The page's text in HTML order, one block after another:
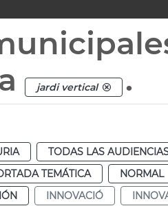
jardi vertical .
TODAS LAS
TEMÁTICA
NORMAL
INNOVACIÓ